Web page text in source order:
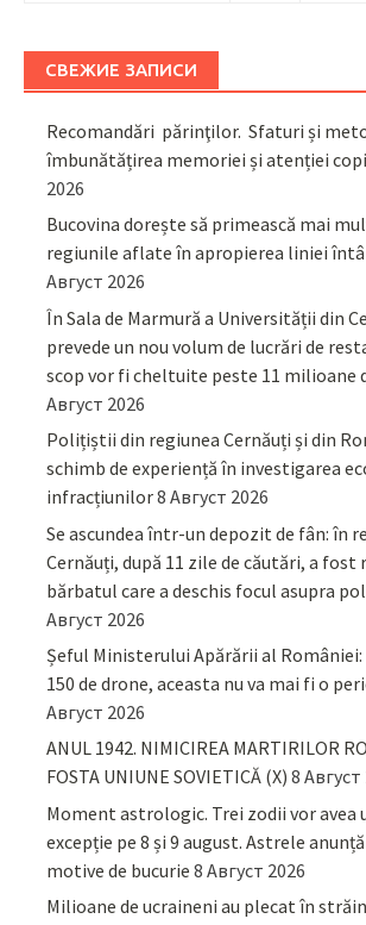
СВЕЖИЕ ЗАПИСИ
Recomandări părinţilor. Sfaturi și
îmbunătățirea memoriei și atenției
2026
Bucovina dorește să primească mai
regiunile aflate în apropierea liniei
Август 2026
În Sala de Marmură a Universității din
prevede un nou volum de lucrări de
scop vor fi cheltuite peste 11 milioane
Август 2026
Polițiștii din regiunea Cernăuți și din
schimb de experiență în investigarea
infracțiunilor8 Август 2026
Se ascundea într-un depozit de fân: în
Cernăuți, după 11 zile de căutări, a fost
bărbatul care a deschis focul asupra
Август 2026
Șeful Ministerului Apărării al României:
150 de drone, aceasta nu va mai fi o
Август 2026
ANUL 1942. NIMICIREA MARTIRILOR
FOSTA UNIUNE SOVIETICĂ (X) 8 Август
Moment astrologic. Trei zodii vor avea
excepție pe 8 și 9 august. Astrele
motive de bucurie 8 Август 2026
Milioane de ucraineni au plecat în